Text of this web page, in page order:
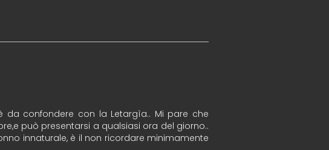
da confondere con la Letargìa.. Mi pare che
può presentarsi a qualsiasi ora del giorno..
innaturale, è il non ricordare minimamente